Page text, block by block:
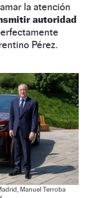
la atención
autoridad
Pérez.
Manuel Terroba